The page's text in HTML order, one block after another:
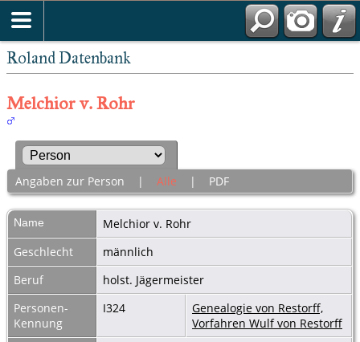
Roland Datenbank
Melchior v. Rohr
Angaben zur Person | Alle | PDF
Name Melchior v. Rohr
Geschlecht
männlich
Beruf
holst. Jägermeister
Personen-
Kennung
I324
Genealogie von Restorff,
Vorfahren Wulf von Restorff